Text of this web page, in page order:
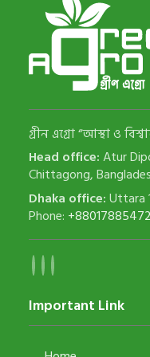
গ্রীন এগ্রো “আস্থা ও
Head office:Atur
Chittagong,
Dhaka office:Uttara
Phone:
Important Link